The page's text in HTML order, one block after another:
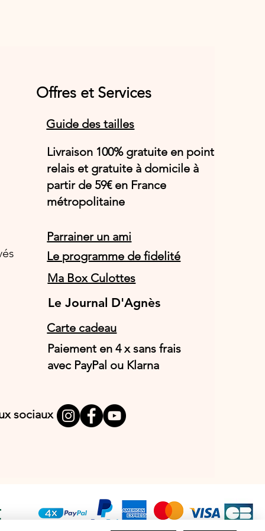
Offres et Services
Guide des tailles
Livraison 100% gratuite en point
relais et gratuite à domicile à
partir de 59€ en France
métropolitaine
Parrainer un ami
Le programme de fidelité
Ma Box Culottes
Le Journal D'Agnès
Le Journal D'Agnès
Carte cadeau
Paiement en 4 x sans frais
avec PayPal ou Klarna
sociaux